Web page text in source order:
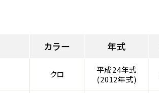
カラー 年式
クロ
平成24年式
(2012年式)